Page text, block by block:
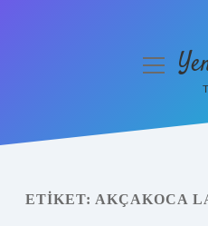
Yasal Uyarı
menüyü
ETIKET: AKÇAKOCA